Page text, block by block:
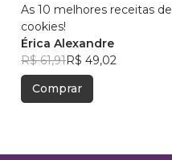
As 10 melhores receitas de
cookies!
Érica Alexandre
R$ 61,91R$ 49,02
Comprar